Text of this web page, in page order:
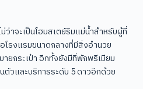
ว่าจะเป็นโฮมสเตย์ริมแม่น้ำสำหรับผู้ที่
รงแรมขนาดกลางที่มีสิ่งอำนวย
ยกระเป๋า อีกทั้งยังมีที่พักพรีเมียม
วและบริการระดับ 5 ดาวอีกด้วย